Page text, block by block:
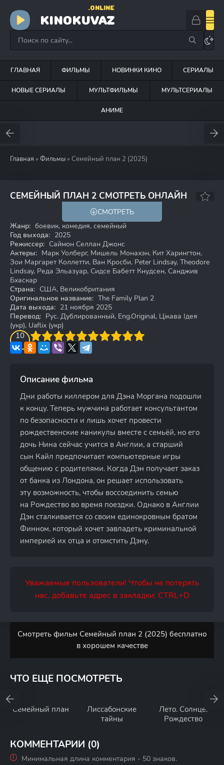
KINOKUVAZ
.ONLINE
ГЛАВНАЯ ФИЛЬМЫ НОВИНКИ КИНО СЕРИАЛЫ
НОВЫЕ СЕРИАЛЫ МУЛЬТФИЛЬМЫ МУЛЬТСЕРИАЛЫ
АНИМЕ
Главная » Фильмы » Семейный план 2 (2025)
СЕМЕЙНЫЙ ПЛАН 2 СМОТРЕТЬ ОНЛАЙН
СМОТРЕТЬ
Жанр: боевик, комедия, семейный
Год выхода: 2025
Режиссер: Саймон Селлан Джонс
Актеры: Марк Уолберг, Мишель Монахэн, Кит Харингтон,
Зои Маргарет Коллетти, Ван Кросби, Peter Lindsay, Theodore
Lindsay, Реда Эльазуар, Сидсе Бабетт Кнудсен, Санджив
Бхаскар
Страна: США, Великобритания
Оригинальное название: The Family Plan 2
Дата выхода: 21 ноября 2025
Перевод: Рус. Дублированный, Eng.Original, Цікава Ідея
(укр), Uaflix (укр)
10
4 5 6 7 8 9 10
Описание фильма
Дни работы киллером для Дэна Моргана подошли
к концу. Теперь мужчина работает консультантом
по безопасности и лишь хочет провести
рождественские каникулы вместе с семьёй, но его
дочь Нина сейчас учится в Англии, а старший
сын Кайл предпочитает компьютерные игры
общению с родителями. Когда Дэн получает заказ
от банка из Лондона, он решает использовать
эту возможность, чтобы воссоединить семью
на Рождество во время поездки. Однако в Англии
Дэн сталкивается со своим единокровным братом
Финном, который хочет завладеть криминальной
империей их отца и отомстить Дэну.
Уважаемые пользователи! Чтобы не потерять
нас, добавьте адрес в закладки: CTRL+D
Смотреть фильм Семейный план 2 (2025) бесплатно
в хорошем качестве
ЧТО ЕЩЕ ПОСМОТРЕТЬ
Семейный план
Лиссабонские
тайны
Лето. Солнце.
Рождество
КОММЕНТАРИИ (0)
Минимальная длина комментария - 50 знаков.